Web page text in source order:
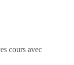
cours avec